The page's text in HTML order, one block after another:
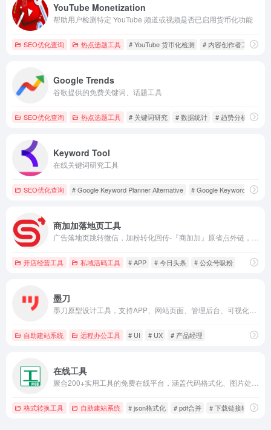
YouTube Monetization
帮助用户检测特定 YouTube 频道或视频是否已启用货币化功能
SEO优化查询 热点选题工具 # YouTube 货币化检测 # 内容创作者工具
Google Trends
谷歌提供的免费关键词、话题工具
SEO优化查询 热点选题工具 # 关键词研究 # 数据统计 # 趋势分析
Keyword Tool
在线关键词研究工具
SEO优化查询 # Google Keyword Planner Alternative # Google Keyword Tool
商加加落地页工具
开店经营工具 私域活码工具 # APP # 今日头条 # 公众号吸粉
墨刀
自助建站系统 远程办公工具 # UI # UX # 产品经理
在线工具
格式转换工具 自助建站系统 # json格式化 # pdf合并 # 下载链接转换